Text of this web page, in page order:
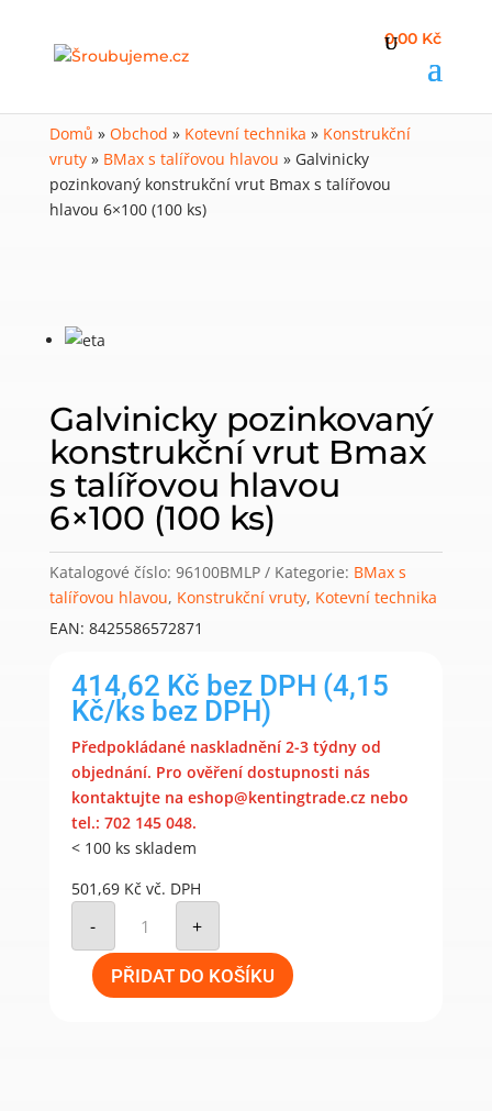
0,00 Kč
Domů » Obchod » Kotevní technika » Konstrukční
vruty» BMax s talířovou hlavou » Galvinicky
pozinkovaný konstrukční vrut Bmax s talířovou
hlavou 6×100 (100 ks)
Galvinicky pozinkovaný
konstrukční vrut Bmax
s talířovou hlavou
6×100 (100 ks)
Katalogové číslo: 96100BMLP Kategorie: BMax s
talířovou hlavou, Konstrukční vruty, Kotevní technika
EAN: 8425586572871
414,62 Kč bez DPH (4,15
Kč/ks bez DPH)
Předpokládané naskladnění 2-3 týdny od
objednání. Pro ověření dostupnosti nás
kontaktujte na eshop@kentingtrade.cz nebo
tel.: 702 145 048.
< 100 ks skladem
501,69 Kč vč. DPH
-
Galvinicky
pozinkovaný
konstrukční
vrut
Bmax
s
talířovou
+
PŘIDAT DO KOŠÍKU